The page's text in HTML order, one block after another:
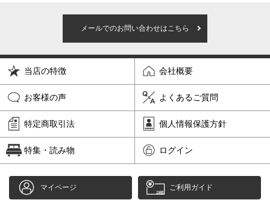
メールでのお問い合わせはこちら
当店の特徴 会社概要
お客様の声 よくあるご質問
特定商取引法 個人情報保護方針
特集・読み物 ログイン
マイページ ご利用ガイド